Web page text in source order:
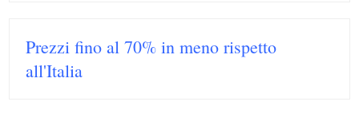
Prezzi fino al 70% in meno rispetto
all'Italia